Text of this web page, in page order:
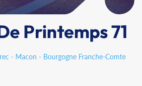
Printemps 71
- Macon - Bourgogne Franche-Comte